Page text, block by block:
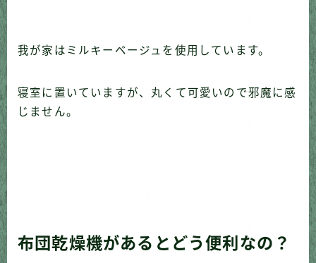
我が家はミルキーベージュを使用しています。
寝室に置いていますが、丸くて可愛いので邪魔に感
じません。
布団乾燥機があるとどう便利なの？